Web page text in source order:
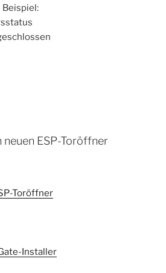
Beispiel:
ESP-Toröffner
Toröffner
Installer